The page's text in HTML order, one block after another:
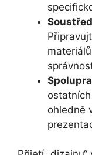
ohledně